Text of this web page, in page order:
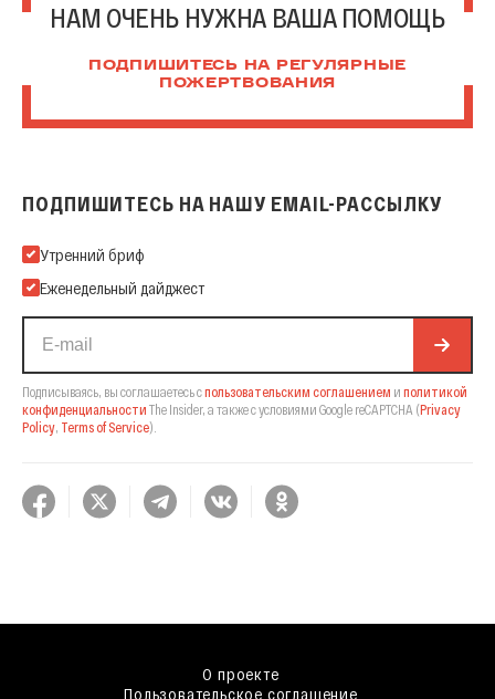
НАМ ОЧЕНЬ НУЖНА ВАША ПОМОЩЬ
ПОДПИШИТЕСЬ НА РЕГУЛЯРНЫЕ
ПОЖЕРТВОВАНИЯ
ПОДПИШИТЕСЬ НА НАШУ EMAIL-РАССЫЛКУ
Подпишитесь на нашу Email-рассылку
Утренний бриф
Еженедельный дайджест
Подписываясь, вы соглашаетесь спользовательским соглашением и политикой
конфиденциальности The Insider, а также с условиями Google reCAPTCHA (Privacy
Policy, Terms of Service).
О проекте
Пользовательское соглашение